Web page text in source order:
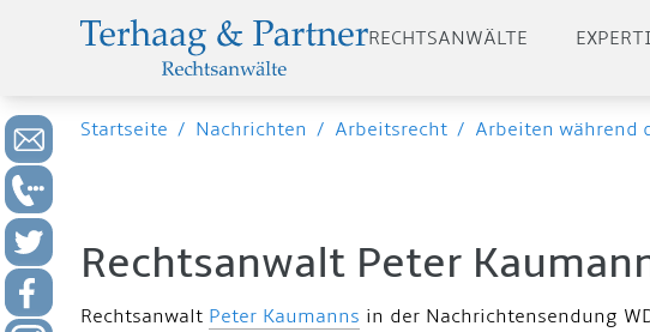
RECHTSANWÄLTE
Startseite / Nachrichten / Arbeitsrecht / Arbeiten während
Rechtsanwalt Peter
Rechtsanwalt Peter Kaumanns in der Nachrichtensendung